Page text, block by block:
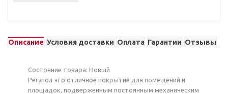
Описание Условия доставки Оплата Гарантии Отзывы
Состояние товара: Новый
Регупол это отличное покрытие для помещений и
площадок, подверженным постоянным механическим